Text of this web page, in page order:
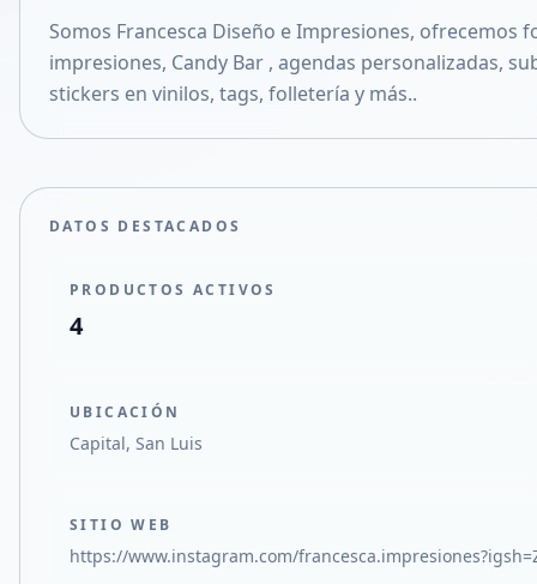
Compartir en X
Somos Francesca Diseño e Impresiones, ofrecemos
impresiones, Candy Bar , agendas personalizadas,
stickers en vinilos, tags, folletería y más..
DATOS DESTACADOS
PRODUCTOS ACTIVOS
4
UBICACIÓN
Capital, San Luis
SITIO WEB
https://www.instagram.com/